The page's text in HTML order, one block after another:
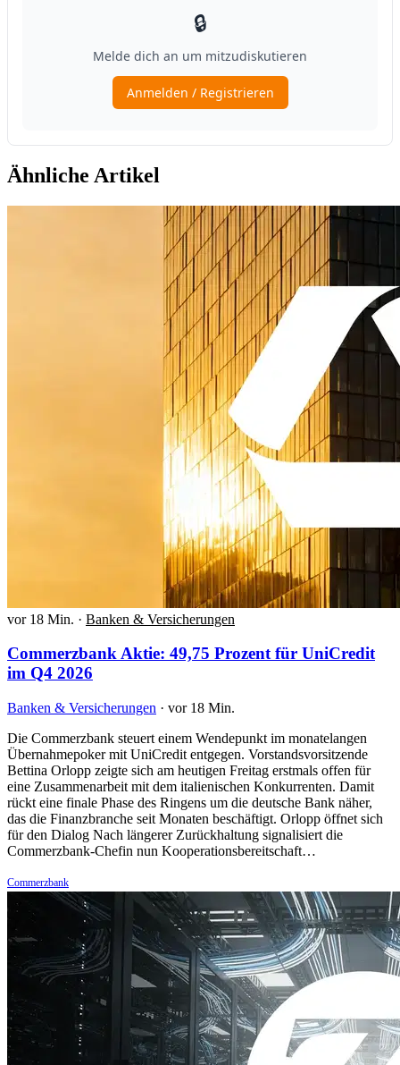
Ähnliche Artikel
vor 18 Min. · Banken & Versicherungen
Commerzbank Aktie: 49,75 Prozent für UniCredit
im Q4 2026
Banken & Versicherungen · vor 18 Min.
Die Commerzbank steuert einem Wendepunkt im monatelangen
Übernahmepoker mit UniCredit entgegen. Vorstandsvorsitzende
Bettina Orlopp zeigte sich am heutigen Freitag erstmals offen für
eine Zusammenarbeit mit dem italienischen Konkurrenten. Damit
rückt eine finale Phase des Ringens um die deutsche Bank näher,
das die Finanzbranche seit Monaten beschäftigt. Orlopp öffnet sich
für den Dialog Nach längerer Zurückhaltung signalisiert die
Commerzbank-Chefin nun Kooperationsbereitschaft…
Commerzbank